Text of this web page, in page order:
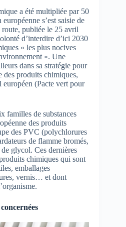
a été multipliée par 50
s’est saisie de
route, publiée le 25 avril
d’interdire d’ici 2030
« les plus nocives
». Une
dans sa stratégie pour
des produits chimiques,
européen (Pacte vert pour
familles de substances
des produits
des PVC (polychlorures
de flamme bromés,
glycol. Ces dernières
chimiques qui sont
emballages
vernis… et dont